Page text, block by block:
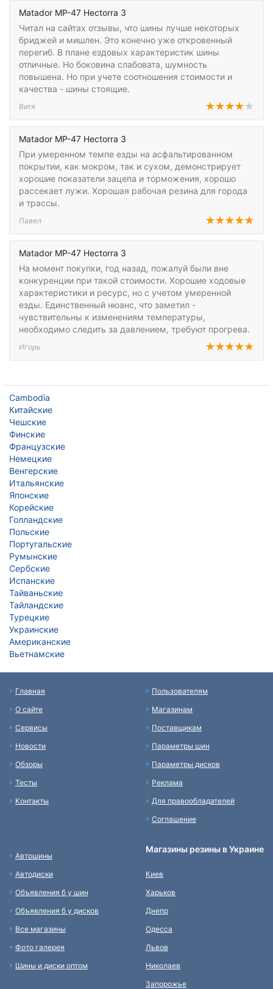
Matador MP-47 Hectorra 3
Читал на сайтах отзывы, что шины лучше некоторых
бриджей и мишлен. Это конечно уже откровенный
перегиб. В плане ездовых характеристик шины
отличные. Но боковина слабовата, шумность
повышена. Но при учете соотношения стоимости и
качества - шины стоящие.
Витя
Matador MP-47 Hectorra 3
При умеренном темпе езды на асфальтированном
покрытии, как мокром, так и сухом, демонстрирует
хорошие показатели зацепа и торможения, хорошо
рассекает лужи. Хорошая рабочая резина для города
и трассы.
Павел
Matador MP-47 Hectorra 3
На момент покупки, год назад, пожалуй были вне
конкуренции при такой стоимости. Хорошие ходовые
характеристики и ресурс, но с учетом умеренной
езды. Единственный нюанс, что заметил -
чувствительны к изменениям температуры,
необходимо следить за давлением, требуют прогрева.
Игорь
Cambodia
Китайские
Чешские
Финские
Французские
Немецкие
Венгерские
Итальянские
Японские
Корейские
Голландские
Польские
Португальские
Румынские
Сербские
Испанские
Тайваньские
Тайландские
Турецкие
Украинские
Американские
Вьетнамские
Главная
О сайте
Сервисы
Новости
Обзоры
Тесты
Контакты
Пользователям
Магазинам
Поставщикам
Параметры шин
Параметры дисков
Реклама
Для правообладателей
Соглашение
Автошины
Автодиски
Объявления б у шин
Объявления б у дисков
Все магазины
Фото галерея
Шины и диски оптом
Магазины резины в Украине
Киев
Харьков
Днепр
Одесса
Львов
Николаев
Запорожье